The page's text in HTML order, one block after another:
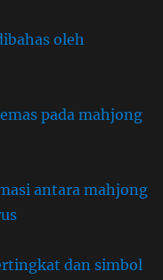
oleh
pada mahjong
antara mahjong
dan simbol